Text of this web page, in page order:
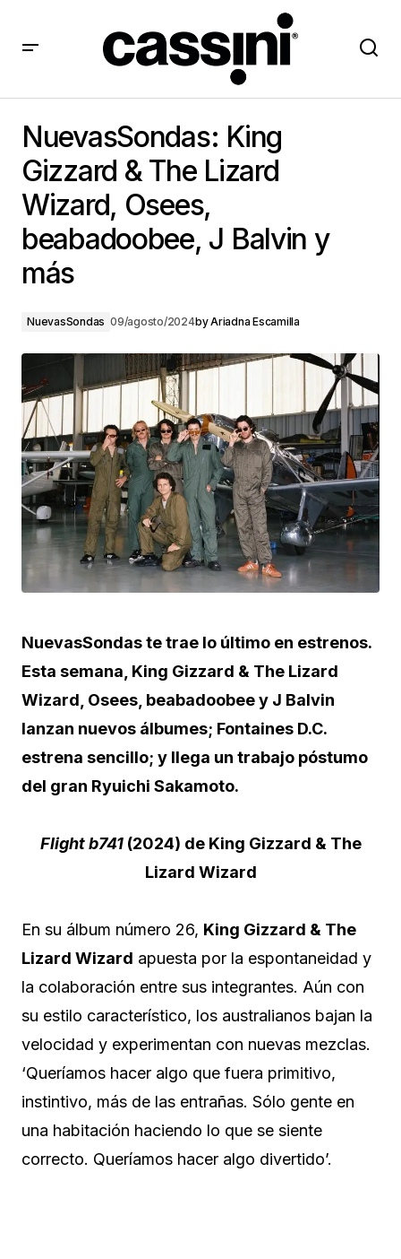
Osees, beabadoobee, J Balvin y más
NuevasSondas: King
Gizzard & The Lizard
Wizard, Osees,
beabadoobee, J Balvin y
más
NuevasSondas 09/agosto/2024byAriadna Escamilla
NuevasSondas te trae lo último en estrenos.
Esta semana, King Gizzard & The Lizard
Wizard, Osees, beabadoobee y J Balvin
lanzan nuevos álbumes; Fontaines D.C.
estrena sencillo; y llega un trabajo póstumo
del gran Ryuichi Sakamoto.
Flight b741(2024) de King Gizzard & The
Lizard Wizard
En su álbum número 26, King Gizzard & The
Lizard Wizard apuesta por la espontaneidad y
la colaboración entre sus integrantes. Aún con
su estilo característico, los australianos bajan la
velocidad y experimentan con nuevas mezclas.
‘Queríamos hacer algo que fuera primitivo,
instintivo, más de las entrañas. Sólo gente en
una habitación haciendo lo que se siente
correcto. Queríamos hacer algo divertido’.